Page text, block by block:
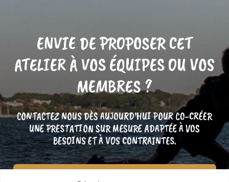
ENVIE DE PROPOSER CET
ATELIER À VOS ÉQUIPES OU VOS
MEMBRES ?
CONTACTEZ NOUS DÈS AUJOURD’HUI POUR CO-CRÉER
UNE PRESTATION SUR MESURE ADAPTÉE À VOS
BESOINS ET À VOS CONTRAINTES.